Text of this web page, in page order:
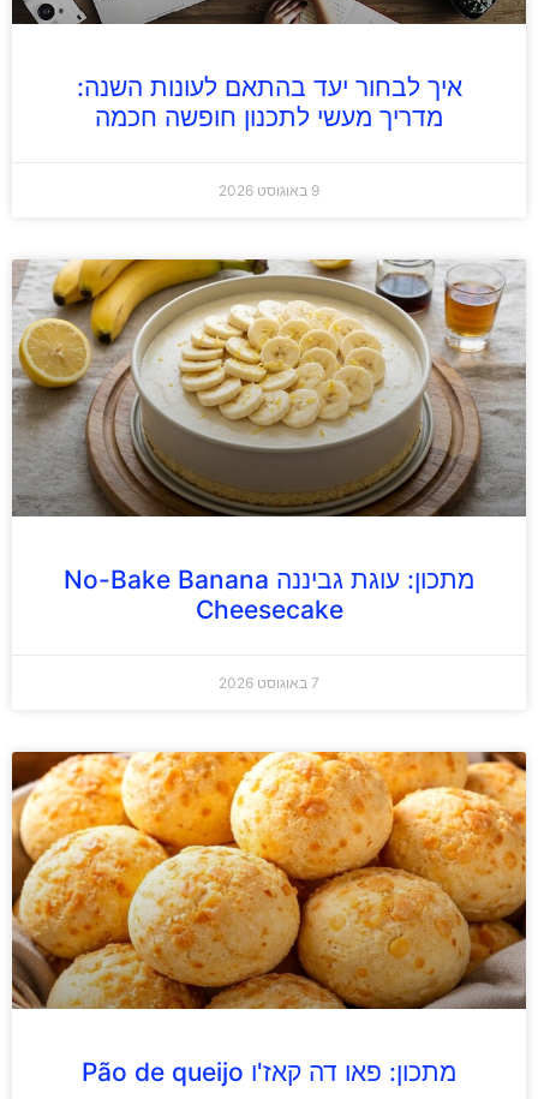
איך לבחור יעד בהתאם לעונות השנה:
מדריך מעשי לתכנון חופשה חכמה
9 באוגוסט 2026
מתכון: עוגת גביננה No-Bake Banana
Cheesecake
7 באוגוסט 2026
מתכון: פאו דה קאז'ו Pão de queijo